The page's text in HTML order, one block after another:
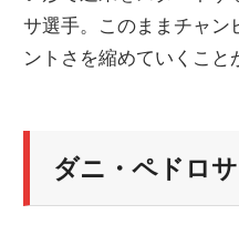
サ選手。このままチャン
ントさを縮めていくこと
ダニ・ペドロサ